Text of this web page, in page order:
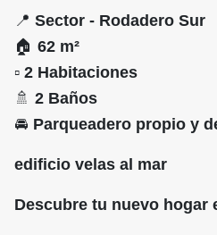
📍 Sector - Rodadero Sur
🏠 62 m²
▫ 2 Habitaciones
🚿 2 Baños
🚘 Parqueadero propio y
edificio velas al mar
Descubre tu nuevo hogar